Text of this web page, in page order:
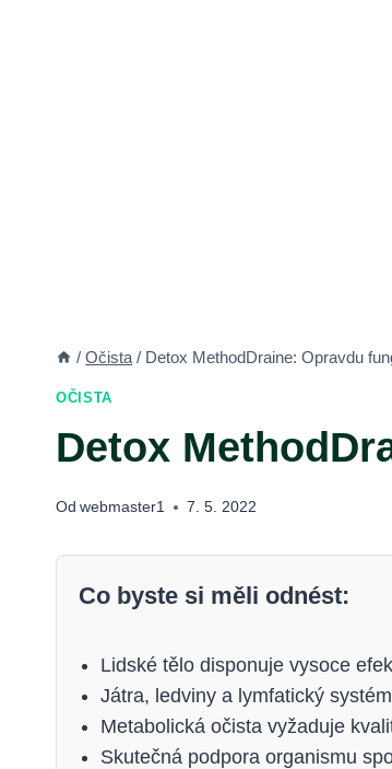
/ Očista / Detox MethodDraine: Opravdu
OČISTA
Detox
Od webmaster1 7. 5. 2022
Co byste si měli odnést:
Lidské tělo disponuje vysoce
Játra, ledviny a lymfatický
Metabolická očista vyžaduje
Skutečná podpora organismu